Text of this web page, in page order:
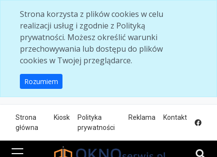
Strona korzysta z plików cookies w celu
realizacji usług i zgodnie z Polityką
prywatności. Możesz określić warunki
przechowywania lub dostępu do plików
cookies w Twojej przeglądarce.
Rozumiem
Strona
główna
Kiosk
Polityka
prywatności
Reklama Kontakt